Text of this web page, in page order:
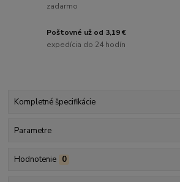
zadarmo
Poštovné už od 3,19 €
expedícia do 24 hodín
Kompletné špecifikácie
Parametre
Hodnotenie 0